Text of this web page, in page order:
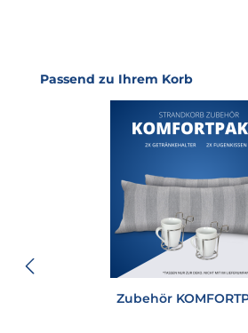
Produktgalerie überspringen
Passend zu Ihrem Korb
Zubehör